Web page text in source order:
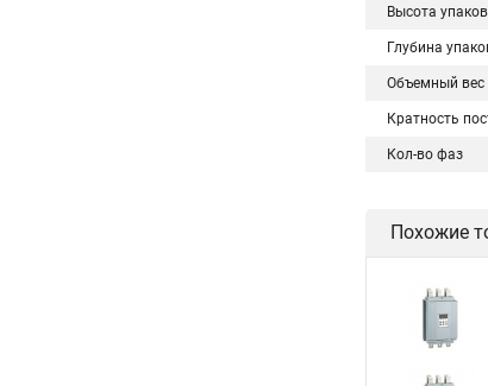
Высота
Глубина
Объемный вес
Кратность
Кол-во фаз
Похожие